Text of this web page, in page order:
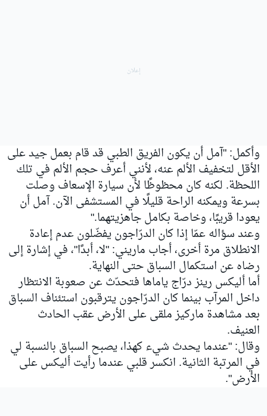
وأكمل: "آمل أن يكون الفريق الطبي قد قام بعمل جيد على
الأقل لتخفيف الألم عنه، لأنني أعرف حجم الألم في تلك
اللحظة. لكنه كان محظوظًا لأن سيارة الإسعاف وصلت
بسرعة ويمكنه الراحة قليلًا في المستشفى الآن. آمل أن
يعودا قريبًا، وخاصة بكامل جاهزيتهما."
وعند سؤاله عمّا إذا كان الدرّاجون يفضّلون عدم إعادة
الانطلاق مرة أخرى، أجاب ماريني: "لا، أبدًا"، في إشارة إلى
رضاه عن استكمال السباق حتى النهاية.
أما أليكس رينز درّاج ياماها فتحدّث عن صعوبة الانتظار
داخل المرآب بينما كان الدرّاجون يترقبون استئناف السباق
بعد مشاهدة ماركيز ملقى على الأرض عقب الحادث
العنيف.
وقال: "عندما يحدث شيء كهذا، يصبح السباق بالنسبة لي
في المرتبة الثانية. انكسر قلبي عندما رأيت أليكس على
الأرض".